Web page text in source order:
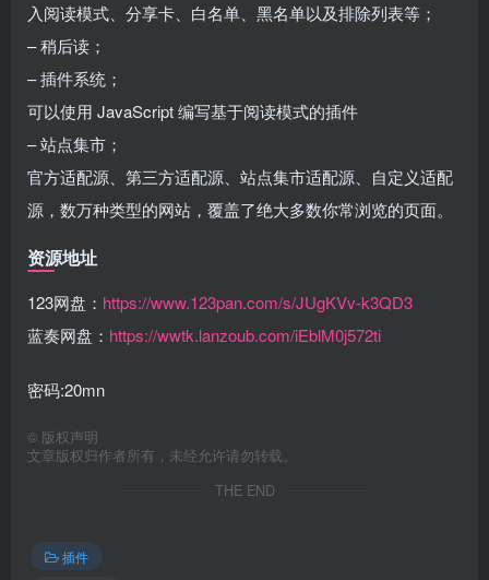
入阅读模式、分享卡、白名单、黑名单以及排除列表等；
– 稍后读；
– 插件系统；
可以使用 JavaScript 编写基于阅读模式的插件
– 站点集市；
官方适配源、第三方适配源、站点集市适配源、自定义适配
源，数万种类型的网站，覆盖了绝大多数你常浏览的页面。
资源地址
123网盘： https://www.123pan.com/s/JUgKVv-k3QD3
蓝奏网盘： https://wwtk.lanzoub.com/iEblM0j572ti
密码:20mn
© 版权声明
文章版权归作者所有，未经允许请勿转载。
THE END
插件